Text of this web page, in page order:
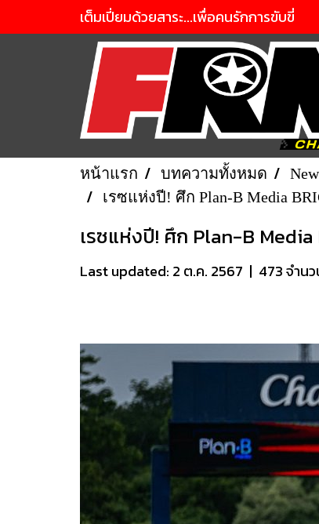
เต็มเปี่ยมด้วยสาระ...เพื่อคนรักการขับขี่
หน้าแรก บทความทั้งหมด
เรซแห่งปี! ศึก Plan-B Media
เรซแห่งปี! ศึก Plan-B
Last updated: 2 ต.ค. 2567 | 473 จำน